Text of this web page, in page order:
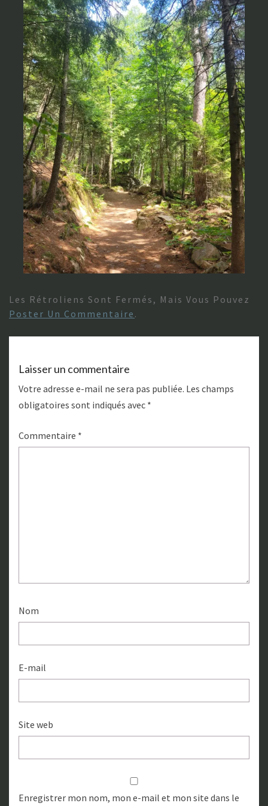
Les Rétroliens Sont Fermés, Mais Vous Pouvez
Poster Un Commentaire .
Laisser un commentaire
Votre adresse e-mail ne sera pas publiée. Les champs
obligatoires sont indiqués avec *
Commentaire *
Nom
E-mail
Site web
Enregistrer mon nom, mon e-mail et mon site dans le